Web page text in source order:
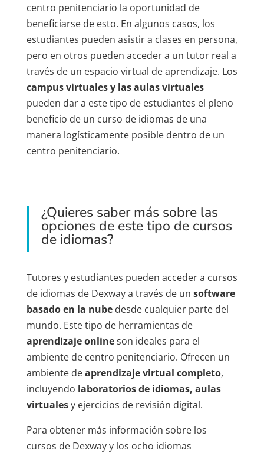
centro penitenciario la oportunidad de
beneficiarse de esto. En algunos casos, los
estudiantes pueden asistir a clases en persona,
pero en otros pueden acceder a un tutor real a
través de un espacio virtual de aprendizaje. Los
campus virtuales y las aulas virtuales
pueden dar a este tipo de estudiantes el pleno
beneficio de un curso de idiomas de una
manera logísticamente posible dentro de un
centro penitenciario.
¿Quieres saber más sobre las
opciones de este tipo de cursos
de idiomas?
Tutores y estudiantes pueden acceder a cursos
de idiomas de Dexway a través de un software
basado en la nubedesde cualquier parte del
mundo. Este tipo de herramientas de
aprendizaje onlineson ideales para el
ambiente de centro penitenciario. Ofrecen un
ambiente deaprendizaje virtual completo,
incluyendo laboratorios de idiomas, aulas
virtualesy ejercicios de revisión digital.
Para obtener más información sobre los
cursos de Dexway y los ocho idiomas